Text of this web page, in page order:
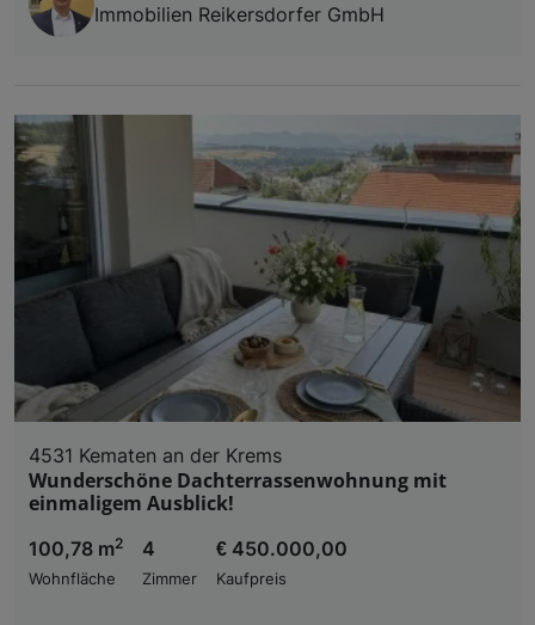
Immobilien Reikersdorfer GmbH
4531 Kematen an der Krems
Wunderschöne Dachterrassenwohnung mit
einmaligem Ausblick!
100,78 m2
Wohnfläche
4
Zimmer
€ 450.000,00
Kaufpreis